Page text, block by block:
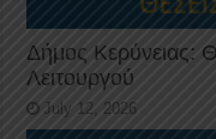
Δήμος Κερύνειας:
Λειτουργού
July 12, 2026